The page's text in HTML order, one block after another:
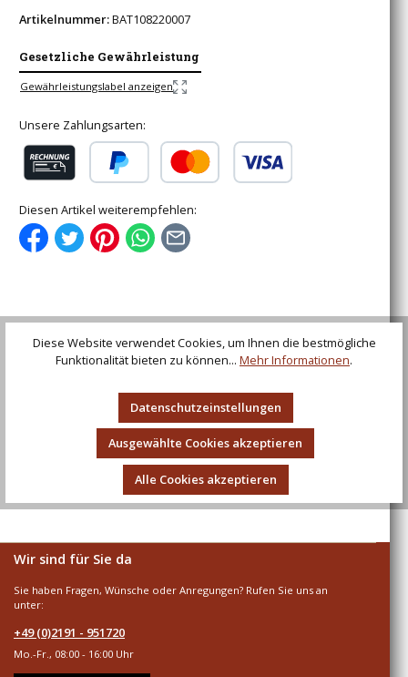
Artikelnummer:BAT108220007
Gesetzliche Gewährleistung
Gewährleistungslabel anzeigen
Unsere Zahlungsarten:
Diesen Artikel weiterempfehlen:
Game Of Thrones / Das Lied von Eis und Feuer Die
Ladies von Daario Naharis, Arakh und Stilett Offiziell
Bewertungen
Wir sind für Sie da
Sie haben Fragen, Wünsche oder Anregungen? Rufen Sie uns an
unter:
+49 (0)2191 - 951720
Mo.-Fr., 08:00 - 16:00 Uhr
Diese Website verwendet Cookies, um Ihnen die bestmögliche
Funktionalität bieten zu können... Mehr Informationen.
Datenschutzeinstellungen
Ausgewählte Cookies akzeptieren
Alle Cookies akzeptieren